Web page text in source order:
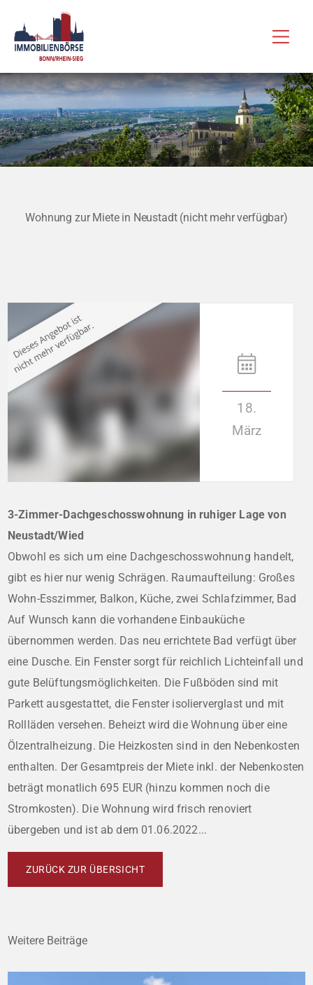
Inhalt
springen
Wohnung zur Miete in Neustadt (nicht mehr verfügbar)
18.
März
3-Zimmer-Dachgeschosswohnung in ruhiger Lage von
Neustadt/Wied
Obwohl es sich um eine Dachgeschosswohnung handelt,
gibt es hier nur wenig Schrägen. Raumaufteilung: Großes
Wohn-Esszimmer, Balkon, Küche, zwei Schlafzimmer, Bad
Auf Wunsch kann die vorhandene Einbauküche
übernommen werden. Das neu errichtete Bad verfügt über
eine Dusche. Ein Fenster sorgt für reichlich Lichteinfall und
gute Belüftungsmöglichkeiten. Die Fußböden sind mit
Parkett ausgestattet, die Fenster isolierverglast und mit
Rollläden versehen. Beheizt wird die Wohnung über eine
Ölzentralheizung. Die Heizkosten sind in den Nebenkosten
enthalten. Der Gesamtpreis der Miete inkl. der Nebenkosten
beträgt monatlich 695 EUR (hinzu kommen noch die
Stromkosten). Die Wohnung wird frisch renoviert
übergeben und ist ab dem 01.06.2022...
ZURÜCK ZUR ÜBERSICHT
Weitere Beiträge